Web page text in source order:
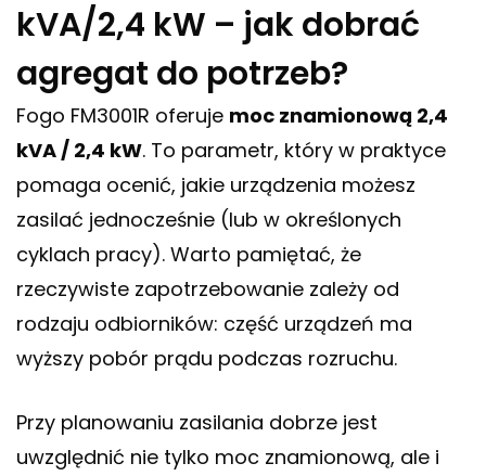
kVA/2,4 kW – jak dobrać
agregat do potrzeb?
Fogo FM3001R oferuje moc znamionową 2,4
kVA / 2,4 kW. To parametr, który w praktyce
pomaga ocenić, jakie urządzenia możesz
zasilać jednocześnie (lub w określonych
cyklach pracy). Warto pamiętać, że
rzeczywiste zapotrzebowanie zależy od
rodzaju odbiorników: część urządzeń ma
wyższy pobór prądu podczas rozruchu.
Przy planowaniu zasilania dobrze jest
uwzględnić nie tylko moc znamionową, ale i